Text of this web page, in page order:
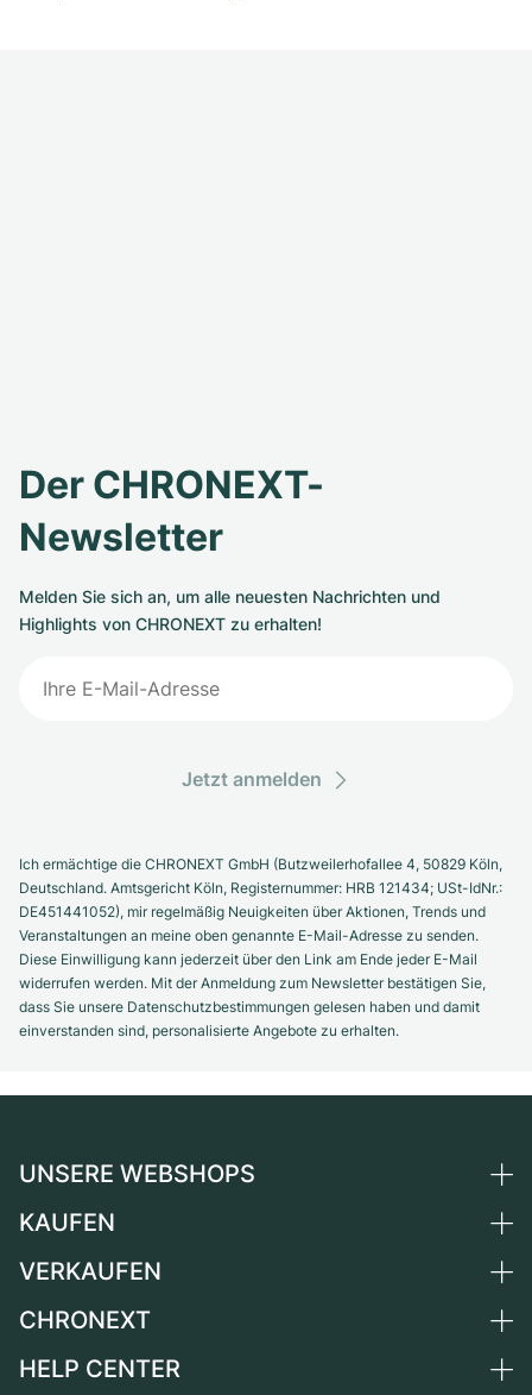
Der CHRONEXT-
Newsletter
Melden Sie sich an, um alle neuesten Nachrichten und
Highlights von CHRONEXT zu erhalten!
Jetzt anmelden
Ich ermächtige die CHRONEXT GmbH (Butzweilerhofallee 4, 50829 Köln,
Deutschland. Amtsgericht Köln, Registernummer: HRB 121434; USt-IdNr.:
DE451441052), mir regelmäßig Neuigkeiten über Aktionen, Trends und
Veranstaltungen an meine oben genannte E-Mail-Adresse zu senden.
Diese Einwilligung kann jederzeit über den Link am Ende jeder E-Mail
widerrufen werden. Mit der Anmeldung zum Newsletter bestätigen Sie,
dass Sie unsere Datenschutzbestimmungen gelesen haben und damit
einverstanden sind, personalisierte Angebote zu erhalten.
UNSERE WEBSHOPS
Deutschland
Schweiz
Frankreich
KAUFEN
Alle Luxusuhren
Independent Brands
VERKAUFEN
Uhr verkaufen
CHRONEXT
Über uns
HELP CENTER